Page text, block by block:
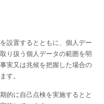
設置するとともに、個人デー
り扱う個人データの範囲を明
実又は兆候を把握した場合の
す。
的に自己点検を実施するとと